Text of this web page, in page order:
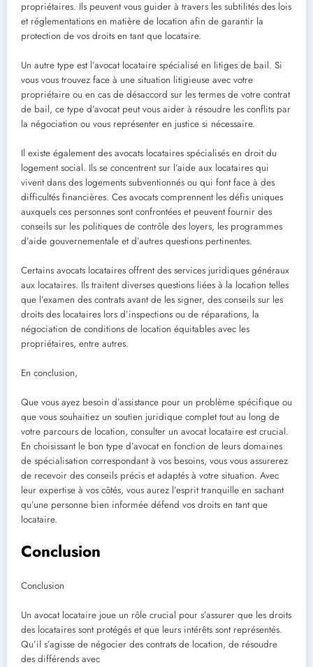
propriétaires. Ils peuvent vous guider à travers les subtilités des lois
et réglementations en matière de location afin de garantir la
protection de vos droits en tant que locataire.
Un autre type est l’avocat locataire spécialisé en litiges de bail. Si
vous vous trouvez face à une situation litigieuse avec votre
propriétaire ou en cas de désaccord sur les termes de votre contrat
de bail, ce type d’avocat peut vous aider à résoudre les conflits par
la négociation ou vous représenter en justice si nécessaire.
Il existe également des avocats locataires spécialisés en droit du
logement social. Ils se concentrent sur l’aide aux locataires qui
vivent dans des logements subventionnés ou qui font face à des
difficultés financières. Ces avocats comprennent les défis uniques
auxquels ces personnes sont confrontées et peuvent fournir des
conseils sur les politiques de contrôle des loyers, les programmes
d’aide gouvernementale et d’autres questions pertinentes.
Certains avocats locataires offrent des services juridiques généraux
aux locataires. Ils traitent diverses questions liées à la location telles
que l’examen des contrats avant de les signer, des conseils sur les
droits des locataires lors d’inspections ou de réparations, la
négociation de conditions de location équitables avec les
propriétaires, entre autres.
En conclusion,
Que vous ayez besoin d’assistance pour un problème spécifique ou
que vous souhaitiez un soutien juridique complet tout au long de
votre parcours de location, consulter un avocat locataire est crucial.
En choisissant le bon type d’avocat en fonction de leurs domaines
de spécialisation correspondant à vos besoins, vous vous assurerez
de recevoir des conseils précis et adaptés à votre situation. Avec
leur expertise à vos côtés, vous aurez l’esprit tranquille en sachant
qu’une personne bien informée défend vos droits en tant que
locataire.
Conclusion
Conclusion
Un avocat locataire joue un rôle crucial pour s’assurer que les droits
des locataires sont protégés et que leurs intérêts sont représentés.
Qu’il s’agisse de négocier des contrats de location, de résoudre
des différends avec